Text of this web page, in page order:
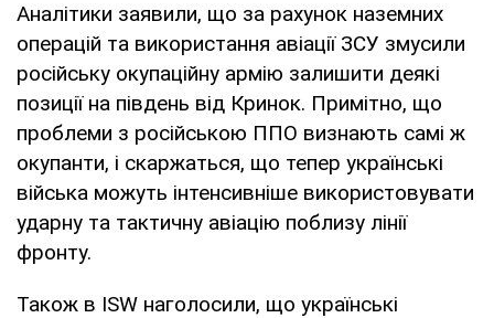
Аналітики заявили, що за рахунок наземних
операцій та використання авіації ЗСУ змусили
російську окупаційну армію залишити деякі
позиції на південь від Кринок. Примітно, що
проблеми з російською ППО визнають самі ж
окупанти, і скаржаться, що тепер українські
війська можуть інтенсивніше використовувати
ударну та тактичну авіацію поблизу лінії
фронту.
Також в ISW наголосили, що українські